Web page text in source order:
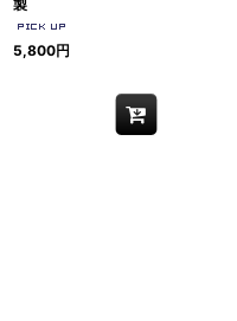
製
5,800円